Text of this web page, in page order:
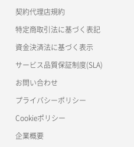
公開API(ConoHa VPS Ver.2.0)
契約代理店規約
特定商取引法に基づく表記
資金決済法に基づく表示
サービス品質保証制度(SLA)
お問い合わせ
プライバシーポリシー
Cookieポリシー
企業概要